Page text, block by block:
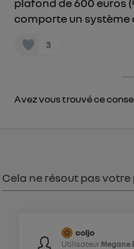
plafond de 600 euros
comporte un système
3
Avez vous trouvé ce
Cela ne résout pas votre
coljo
Utilisateur Megane
consentement surle
Pour plus